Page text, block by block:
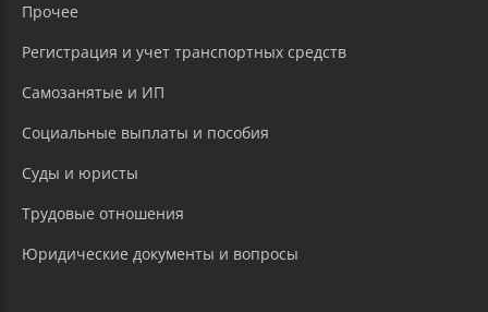
Прочее
Регистрация и учет транспортных средств
Самозанятые и ИП
Социальные выплаты и пособия
Суды и юристы
Трудовые отношения
Юридические документы и вопросы